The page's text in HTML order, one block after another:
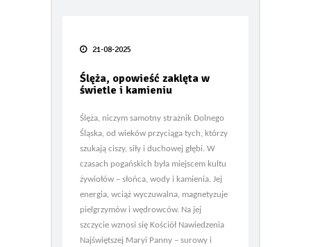
Taras bez błędów
FIAT prezentuje pierwsze oficjalne
zdjęcie swoich nowych globalnych
Smak lata pod gołym niebem – jak
urządzić letnią kuchnię w 2026 roku
TECEdrainway – profil
prysznicowy nowej generacji
Odporność termoizolacji na wodę
– wilgotne ocieplenie jest jak mokry
sweter
Ślęża, opowieść zaklęta w
Ślęża, niczym samotny strażnik Dolnego
Śląska, od wieków przyciąga tych, którzy
szukają ciszy, siły i duchowej głębi. W
czasach pogańskich była miejscem kultu
żywiołów – słońca, wody i kamienia. Jej
energia, wciąż wyczuwalna, magnetyzuje
pielgrzymów i wędrowców. Na jej
szczycie wznosi się Kościół Nawiedzenia